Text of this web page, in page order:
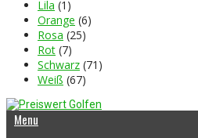
Lila (1)
Orange (6)
Rosa (25)
Rot (7)
Schwarz (71)
Weiß (67)
Menu